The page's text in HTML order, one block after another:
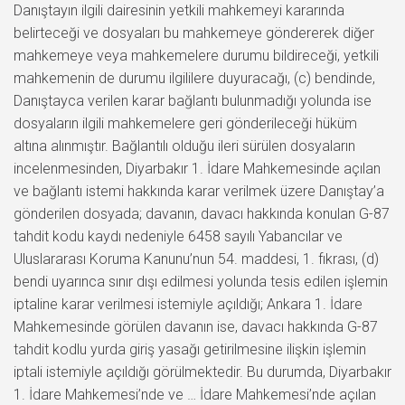
Danıştayın ilgili dairesinin yetkili mahkemeyi kararında
belirteceği ve dosyaları bu mahkemeye göndererek diğer
mahkemeye veya mahkemelere durumu bildireceği, yetkili
mahkemenin de durumu ilgililere duyuracağı, (c) bendinde,
Danıştayca verilen karar bağlantı bulunmadığı yolunda ise
dosyaların ilgili mahkemelere geri gönderileceği hüküm
altına alınmıştır. Bağlantılı olduğu ileri sürülen dosyaların
incelenmesinden, Diyarbakır 1. İdare Mahkemesinde açılan
ve bağlantı istemi hakkında karar verilmek üzere Danıştay’a
gönderilen dosyada; davanın, davacı hakkında konulan G-87
tahdit kodu kaydı nedeniyle 6458 sayılı Yabancılar ve
Uluslararası Koruma Kanunu’nun 54. maddesi, 1. fıkrası, (d)
bendi uyarınca sınır dışı edilmesi yolunda tesis edilen işlemin
iptaline karar verilmesi istemiyle açıldığı; Ankara 1. İdare
Mahkemesinde görülen davanın ise, davacı hakkında G-87
tahdit kodlu yurda giriş yasağı getirilmesine ilişkin işlemin
iptali istemiyle açıldığı görülmektedir. Bu durumda, Diyarbakır
1. İdare Mahkemesi’nde ve … İdare Mahkemesi’nde açılan